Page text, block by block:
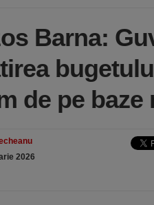
Barna:
de pe baze
2026